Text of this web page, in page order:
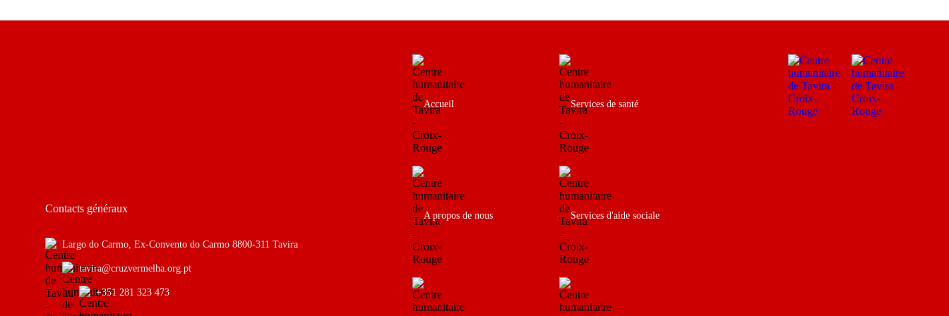
Contacts généraux
Largo do Carmo, Ex-Convento do Carmo 8800-311 Tavira
tavira@cruzvermelha.org.pt
+351 281 323 473
Accueil
A propos de nous
Services de santé
Services d'aide sociale